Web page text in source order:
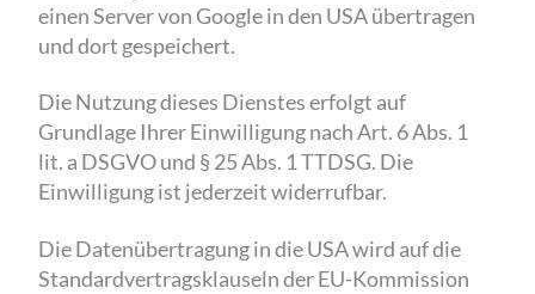
einen Server von Google in den USA übertragen
und dort gespeichert.
Die Nutzung dieses Dienstes erfolgt auf
Grundlage Ihrer Einwilligung nach Art. 6 Abs. 1
lit. a DSGVO und § 25 Abs. 1 TTDSG. Die
Einwilligung ist jederzeit widerrufbar.
Die Datenübertragung in die USA wird auf die
Standardvertragsklauseln der EU-Kommission